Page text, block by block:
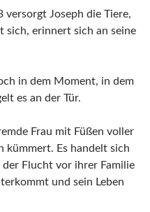
versorgt Joseph die Tiere,
sich, erinnert sich an seine
in dem Moment, in dem
es an der Tür.
Frau mit Füßen voller
kümmert. Es handelt sich
Flucht vor ihrer Familie
und sein Leben